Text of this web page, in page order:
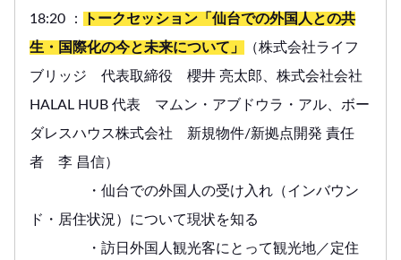
18:20 ：
トークセッション「仙台での外国人との共
生・国際化の今と未来について」
（株式会社ライフ
ブリッジ 代表取締役 櫻井 亮太郎、株式会社会社
HALAL HUB 代表 マムン・アブドウラ・アル、ボー
ダレスハウス株式会社 新規物件/新拠点開発 責任
者 李 昌信）
・仙台での外国人の受け入れ（インバウン
ド・居住状況）について現状を知る
・訪日外国人観光客にとって観光地／定住